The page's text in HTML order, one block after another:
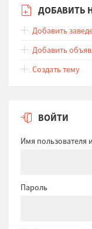
ДОБАВИТЬ
Добавить
Добавить
Создать тему
ВОЙТИ
Имя пользователя
Пароль